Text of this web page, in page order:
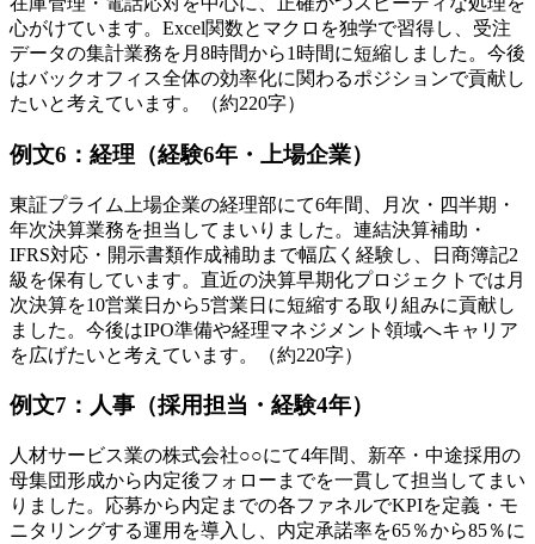
心がけています。Excel関数とマクロを独学で習得し、受注
データの集計業務を月8時間から1時間に短縮しました。今後
はバックオフィス全体の効率化に関わるポジションで貢献し
たいと考えています。（約220字）
例文6：経理（経験6年・上場企業）
東証プライム上場企業の経理部にて6年間、月次・四半期・
年次決算業務を担当してまいりました。連結決算補助・
IFRS対応・開示書類作成補助まで幅広く経験し、日商簿記2
級を保有しています。直近の決算早期化プロジェクトでは月
次決算を10営業日から5営業日に短縮する取り組みに貢献し
ました。今後はIPO準備や経理マネジメント領域へキャリア
を広げたいと考えています。（約220字）
例文7：人事（採用担当・経験4年）
人材サービス業の株式会社○○にて4年間、新卒・中途採用の
母集団形成から内定後フォローまでを一貫して担当してまい
りました。応募から内定までの各ファネルでKPIを定義・モ
ニタリングする運用を導入し、内定承諾率を65％から85％に